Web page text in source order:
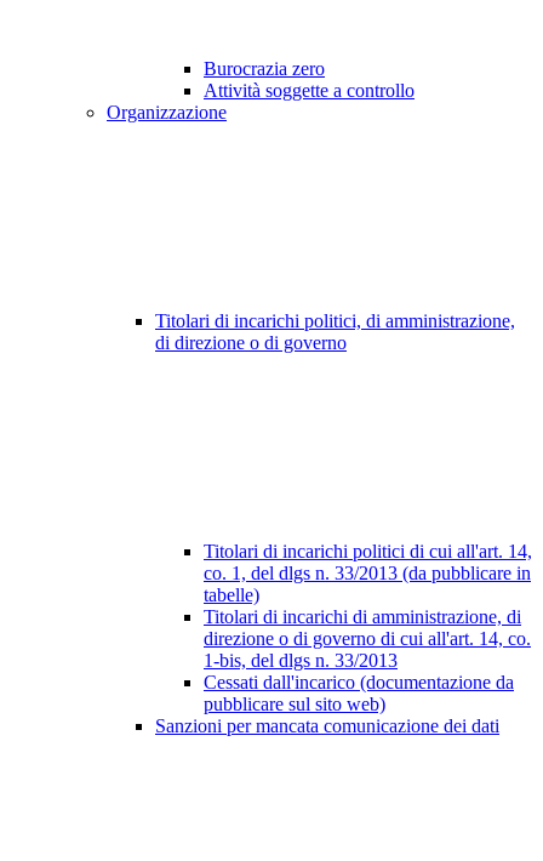
Burocrazia zero
Attività soggette a controllo
Organizzazione
Titolari di incarichi politici, di amministrazione,
di direzione o di governo
Titolari di incarichi politici di cui all'art. 14,
co. 1, del dlgs n. 33/2013 (da pubblicare in
tabelle)
Titolari di incarichi di amministrazione, di
direzione o di governo di cui all'art. 14, co.
1-bis, del dlgs n. 33/2013
Cessati dall'incarico (documentazione da
pubblicare sul sito web)
Sanzioni per mancata comunicazione dei dati